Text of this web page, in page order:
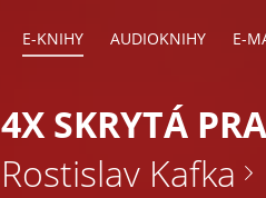
E-KNIHY AUDIOKNIHY E-
4X SKRYTÁ
Rostislav Kafka